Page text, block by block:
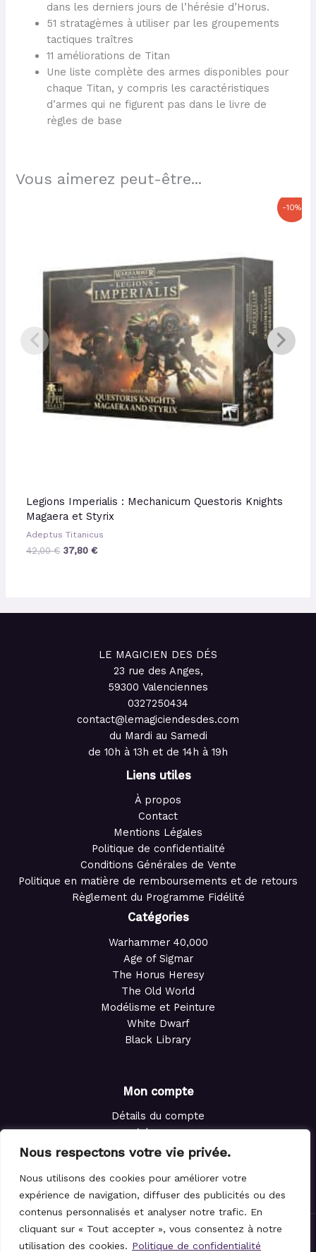
Nous respectons votre vie privée.
Nous utilisons des cookies pour améliorer votre
expérience de navigation, diffuser des publicités ou des
contenus personnalisés et analyser notre trafic. En
cliquant sur « Tout accepter », vous consentez à notre
utilisation des cookies. Politique de confidentialité
dans les derniers jours de l’hérésie d’Horus.
51 stratagèmes à utiliser par les groupements
tactiques traîtres
11 améliorations de Titan
Une liste complète des armes disponibles pour
chaque Titan, y compris les caractéristiques
d’armes qui ne figurent pas dans le livre de
règles de base
Vous aimerez peut-être...
-10%
Legions Imperialis : Mechanicum Questoris Knights
Magaera et Styrix
Adeptus Titanicus
42,00€ 37,80€
LE MAGICIEN DES DÉS
23 rue des Anges,
59300 Valenciennes
0327250434
contact@lemagiciendesdes.com
du Mardi au Samedi
de 10h à 13h et de 14h à 19h
Liens utiles
À propos
Contact
Mentions Légales
Politique de confidentialité
Conditions Générales de Vente
Politique en matière de remboursements et de retours
Règlement du Programme Fidélité
Catégories
Warhammer 40,000
Age of Sigmar
The Horus Heresy
The Old World
Modélisme et Peinture
White Dwarf
Black Library
Mon compte
Détails du compte
Adresses
Commandes
Panier
© 2021-2026 Le Magicien des Dés.